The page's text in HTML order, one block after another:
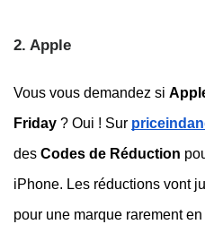
2. Apple
Vous vous demandez si
Friday ? Oui ! Sur
des Codes de Réduction
iPhone. Les réductions vont
pour une marque rarement